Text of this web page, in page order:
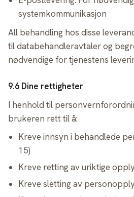
systemkommunikasjon
All behandling hos disse
til databehandleravtaler og
nødvendige for tjenestens
9.6 Dine rettigheter
I henhold til
brukeren rett til å:
Kreve innsyn i behandlede
15)
Kreve retting av uriktige
Kreve sletting av